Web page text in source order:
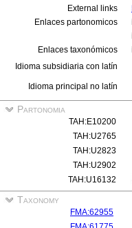
External links
Enlaces partonomicos
Enlaces taxonómicos
Idioma subsidiaria con latín
Idioma principal no latín
Partonomia
TAH:E10200
TAH:U2765
TAH:U2823
TAH:U2902
TAH:U16132
Taxonomy
FMA:62955